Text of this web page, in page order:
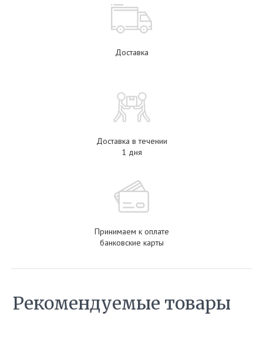
Доставка
Доставка в течении
1 дня
Принимаем к оплате
банковские карты
Рекомендуемые товары